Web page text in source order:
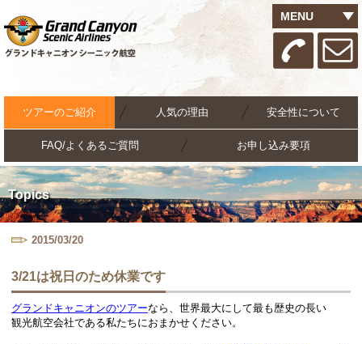
MENU
ツアーのご紹介 人気の理由 安全性について
FAQ/よくあるご質問 お申し込み要項
Topics
2015/03/20
3/21は祝日のため休業です
グランドキャニオンのツアーなら、世界最大にして最も歴史の長い
観光航空会社である私たちにおまかせください。